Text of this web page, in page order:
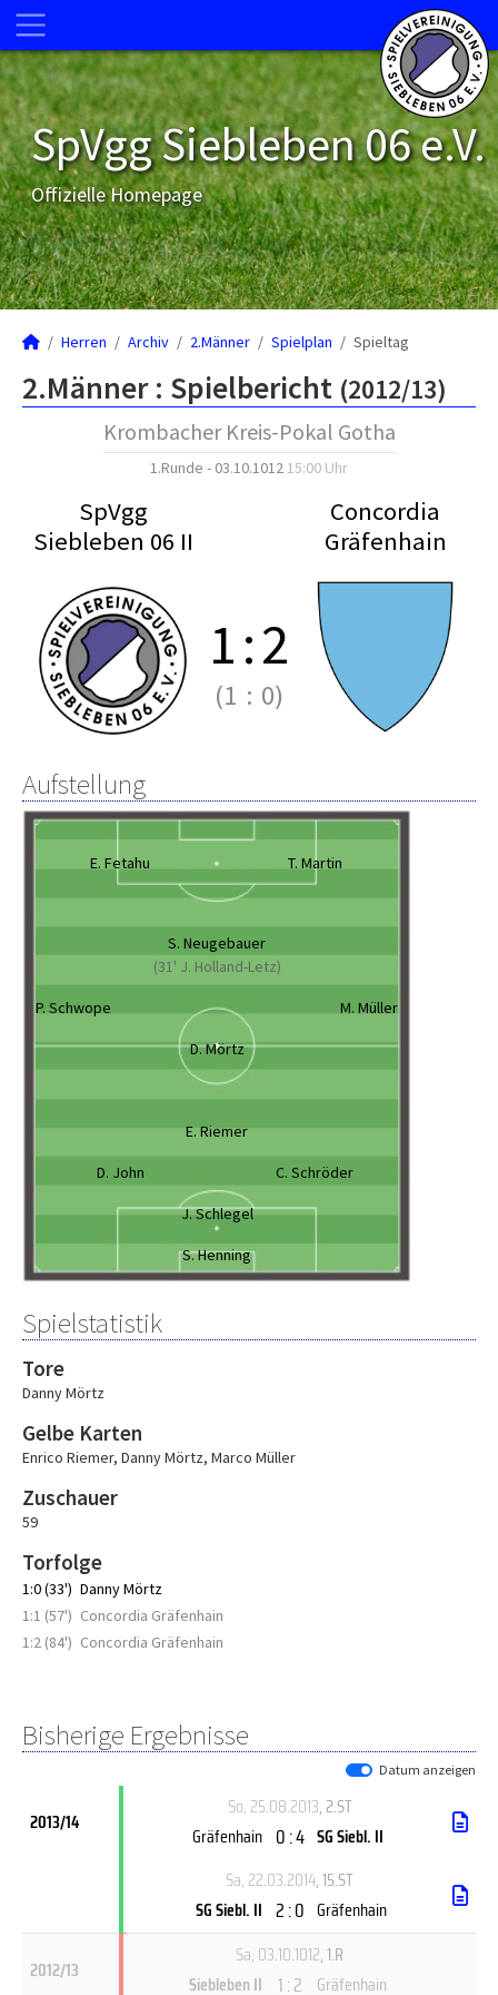
SpVgg Siebleben 06 e.V.
Offizielle Homepage
Herren Archiv 2.Männer Spielplan Spieltag
2.Männer : Spielbericht (2012/13)
Krombacher Kreis-Pokal Gotha
1.Runde - 03.10.1012 15:00 Uhr
SpVgg
Siebleben 06 II
Concordia
Gräfenhain
1:2
(1 : 0)
Aufstellung
E. Fetahu T. Martin
S. Neugebauer
(31' J. Holland-Letz)
P. Schwope M. Müller
D. Mörtz
E. Riemer
D. John C. Schröder
J. Schlegel
S. Henning
Spielstatistik
Tore
Danny Mörtz
Gelbe Karten
Enrico Riemer, Danny Mörtz, Marco Müller
Zuschauer
59
Torfolge
1:0 (33') Danny Mörtz
1:1 (57') Concordia Gräfenhain
1:2 (84') Concordia Gräfenhain
Bisherige Ergebnisse
Datum anzeigen
2013/14
So, 25.08.2013, 2.ST
Gräfenhain 0 : 4 SG Siebl. II
Sa, 22.03.2014, 15.ST
SG Siebl. II 2 : 0 Gräfenhain
2012/13
Sa, 03.10.1012, 1.R
Siebleben II 1 : 2 Gräfenhain